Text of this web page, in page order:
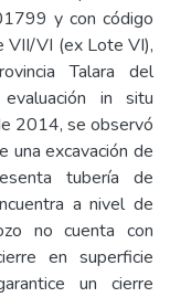
y con código
VII/VI (ex Lote VI),
Talara del
in situ
2014, se observó
una excavación de
tubería de
a nivel de
no cuenta con
en superficie
un cierre